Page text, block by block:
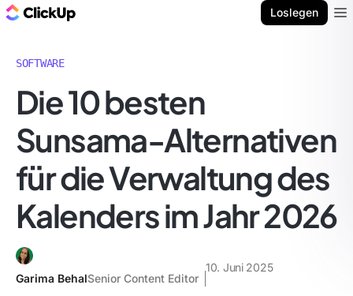
Loslegen
SOFTWARE
Die 10 besten
Sunsama-Alternativen
für die Verwaltung des
Kalenders im Jahr 2026
Garima BehalSenior Content Editor
10. Juni 2025